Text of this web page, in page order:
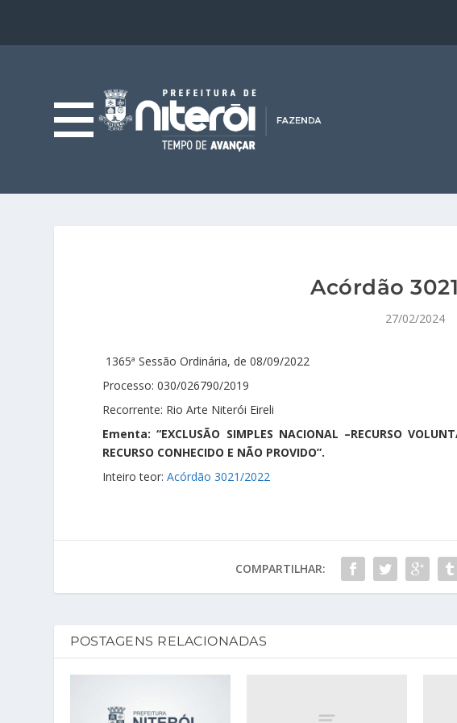
Acórdão
27/02/2024
1365ª Sessão Ordinária, de 08/09/2022
Processo: 030/026790/2019
Recorrente: Rio Arte Niterói Eireli
Ementa: “EXCLUSÃO SIMPLES NACIONAL –RECURSO
RECURSO CONHECIDO E NÃO PROVIDO”.
Inteiro teor:Acórdão 3021/2022
COMPARTILHAR:
POSTAGENS RELACIONADAS